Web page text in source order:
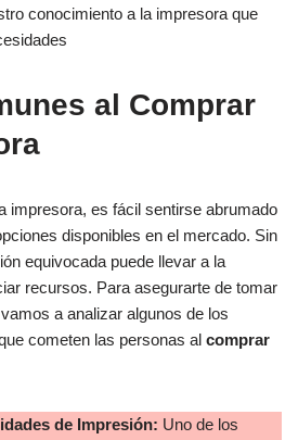
conocimiento a la impresora que
al Comprar
impresora, es fácil sentirse abrumado
disponibles en el mercado. Sin
equivocada puede llevar a la
recursos. Para asegurarte de tomar
a analizar algunos de los
cometen las personas al comprar
de Impresión: Uno de los